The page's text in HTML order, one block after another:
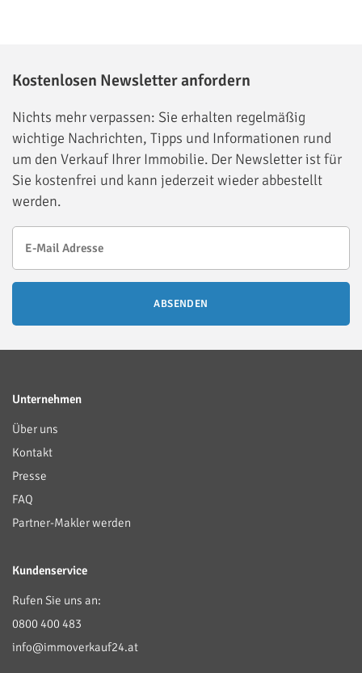
Kostenlosen Newsletter anfordern
Nichts mehr verpassen: Sie erhalten regelmäßig
wichtige Nachrichten, Tipps und Informationen rund
um den Verkauf Ihrer Immobilie. Der Newsletter ist für
Sie kostenfrei und kann jederzeit wieder abbestellt
werden.
ABSENDEN
Unternehmen
Über uns
Kontakt
Presse
FAQ
Partner-Makler werden
Kundenservice
Rufen Sie uns an:
0800 400 483
info@immoverkauf24.at